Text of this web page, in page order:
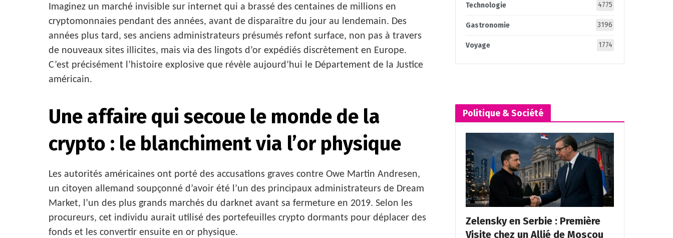
Imaginez un marché invisible sur internet qui a brassé des centaines de millions en
cryptomonnaies pendant des années, avant de disparaître du jour au lendemain. Des
années plus tard, ses anciens administrateurs présumés refont surface, non pas à travers
de nouveaux sites illicites, mais via des lingots d’or expédiés discrètement en Europe.
C’est précisément l’histoire explosive que révèle aujourd’hui le Département de la Justice
américain.
Une affaire qui secoue le monde de la
crypto : le blanchiment via l’or physique
Les autorités américaines ont porté des accusations graves contre Owe Martin Andresen,
un citoyen allemand soupçonné d’avoir été l’un des principaux administrateurs de Dream
Market, l’un des plus grands marchés du darknet avant sa fermeture en 2019. Selon les
procureurs, cet individu aurait utilisé des portefeuilles crypto dormants pour déplacer des
fonds et les convertir ensuite en or physique.
Technologie 4775
Gastronomie 3196
Voyage 1774
Politique & Société
Zelensky en Serbie : Première
Visite chez un Allié de Moscou